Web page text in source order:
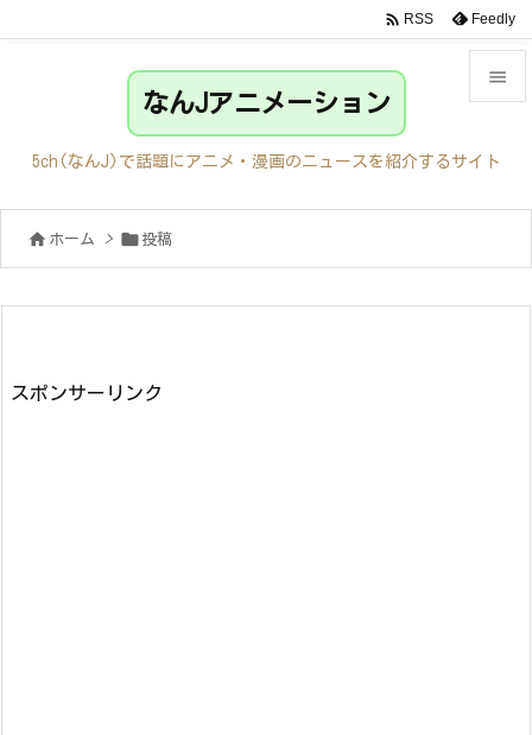

サイド
前へ

 RSS Feedly
なんJアニメーション
5ch(なんJ)で話題にアニメ・漫画のニュースを紹介するサイト
 ホーム >  投稿
スポンサーリンク